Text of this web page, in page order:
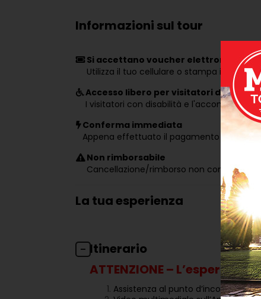
Informazioni sul tour
Si accettano voucher elettronici
Utilizza il tuo cellulare o stampa il voucher
Accesso libero per visitatori disabili
I visitatori con disabilità e
Conferma immediata
Appena effettuato il pagamento
Non rimborsabile
Cancellazione/rimborso non consentita
La tua esperienza
Itinerario
ATTENZIONE –
Assistenza al punto d’incontro